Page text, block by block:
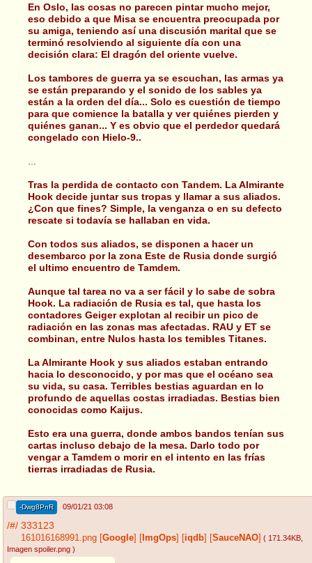
En Oslo, las cosas no parecen pintar mucho mejor,
eso debido a que Misa se encuentra preocupada por
su amiga, teniendo así una discusión marital que se
terminó resolviendo al siguiente día con una
decisión clara: El dragón del oriente vuelve.
Los tambores de guerra ya se escuchan, las armas ya
se están preparando y el sonido de los sables ya
están a la orden del día... Solo es cuestión de tiempo
para que comience la batalla y ver quiénes pierden y
quiénes ganan... Y es obvio que el perdedor quedará
congelado con Hielo-9..
Tras la perdida de contacto con Tandem. La Almirante
Hook decide juntar sus tropas y llamar a sus aliados.
¿Con que fines? Simple, la venganza o en su defecto
rescate si todavía se hallaban en vida.
Con todos sus aliados, se disponen a hacer un
desembarco por la zona Este de Rusia donde surgió
el ultimo encuentro de Tamdem.
Aunque tal tarea no va a ser fácil y lo sabe de sobra
Hook. La radiación de Rusia es tal, que hasta los
contadores Geiger explotan al recibir un pico de
radiación en las zonas mas afectadas. RAU y ET se
combinan, entre Nulos hasta los temibles Titanes.
La Almirante Hook y sus aliados estaban entrando
hacia lo desconocido, y por mas que el océano sea
su vida, su casa. Terribles bestias aguardan en lo
profundo de aquellas costas irradiadas. Bestias bien
conocidas como Kaijus.
Esto era una guerra, donde ambos bandos tenían sus
cartas incluso debajo de la mesa. Darlo todo por
vengar a Tamdem o morir en el intento en las frías
tierras irradiadas de Rusia.
-Dwg8PnR 09/01/21 03:08
/#/ 333123
161016168991.png Google ImgOps iqdb SauceNAO ( 171.34KB
Imagen spoiler.png )